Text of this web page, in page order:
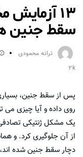
۱۳
سقط جنین
ترانه محمودی
2k
پس از سقط جنین،
روی داده و آیا چیزی
یک مشکل ژنتیکی
از آن جلوگیری کرد. و
دچار سقط جنین شده اند،